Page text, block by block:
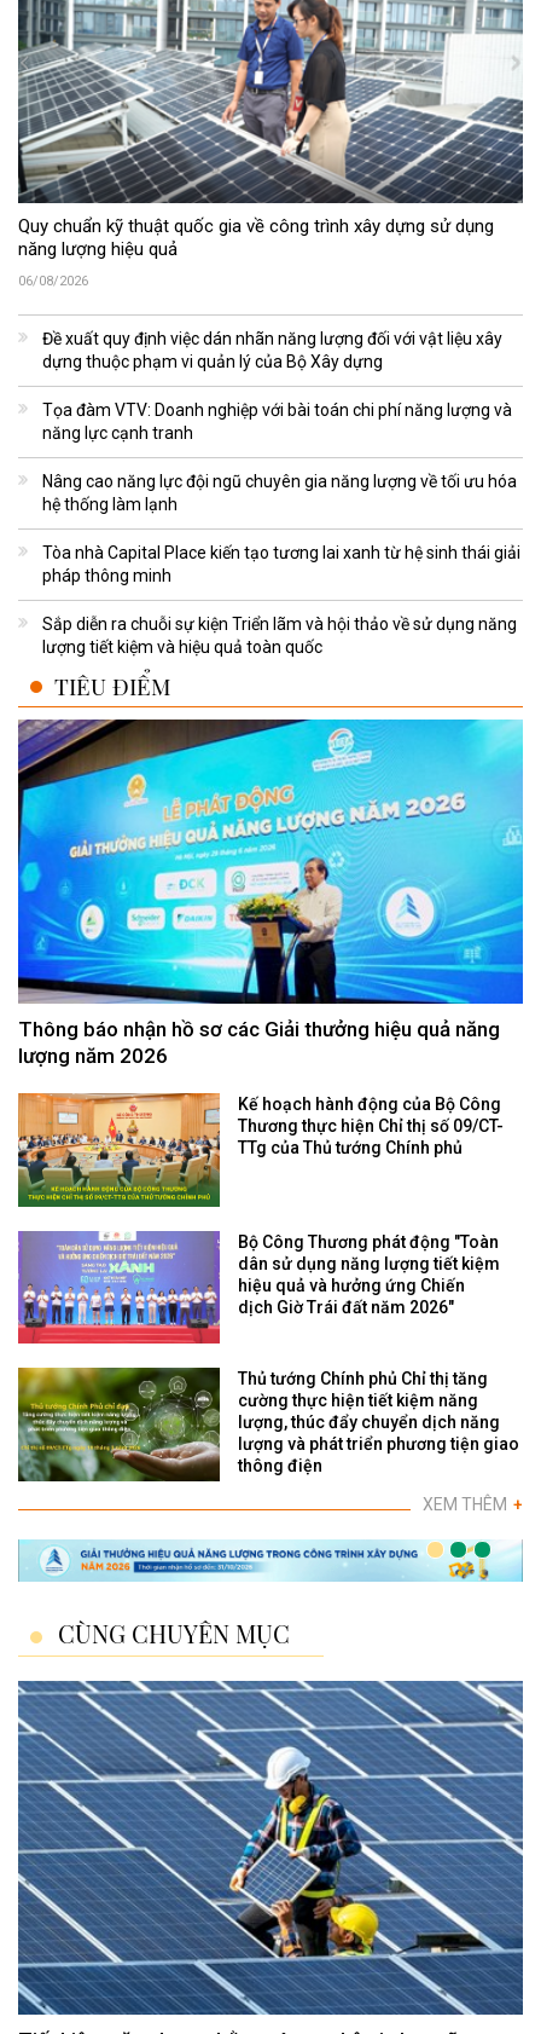
Quy chuẩn kỹ thuật quốc gia về công trình xây dựng sử dụng
năng lượng hiệu quả
06/08/2026
Đề xuất quy định việc dán nhãn năng lượng đối với vật liệu xây
dựng thuộc phạm vi quản lý của Bộ Xây dựng
Tọa đàm VTV: Doanh nghiệp với bài toán chi phí năng lượng và
năng lực cạnh tranh
Nâng cao năng lực đội ngũ chuyên gia năng lượng về tối ưu hóa
hệ thống làm lạnh
Tòa nhà Capital Place kiến tạo tương lai xanh từ hệ sinh thái giải
pháp thông minh
Sắp diễn ra chuỗi sự kiện Triển lãm và hội thảo về sử dụng năng
lượng tiết kiệm và hiệu quả toàn quốc
TIÊU ĐIỂM
Thông báo nhận hồ sơ các Giải thưởng hiệu quả năng
lượng năm 2026
Kế hoạch hành động của Bộ Công
Thương thực hiện Chỉ thị số 09/CT-
TTg của Thủ tướng Chính phủ
Bộ Công Thương phát động "Toàn
dân sử dụng năng lượng tiết kiệm
hiệu quả và hưởng ứng Chiến
dịch Giờ Trái đất năm 2026"
Thủ tướng Chính phủ Chỉ thị tăng
cường thực hiện tiết kiệm năng
lượng, thúc đẩy chuyển dịch năng
lượng và phát triển phương tiện giao
thông điện
XEM THÊM +
CÙNG CHUYÊN MỤC